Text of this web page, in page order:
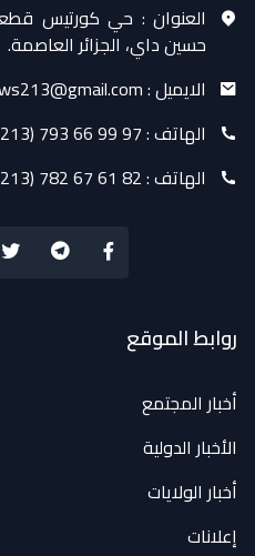
العنوان :
حسين داي، الجزائر العاصمة.
الايميل :
الهاتف :793 66 99 97
الهاتف :782 67 61 82
روابط الموقع
أخبار المجتمع
الأخبار الدولية
أخبار الولايات
إعلانات